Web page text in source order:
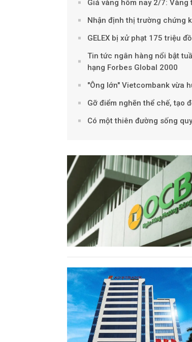
Giá vàng hôm nay 2/7:
Nhận định thị trường chứng
GELEX bị xử phạt 175 triệu
Tin tức ngân hàng nổi bật
hạng Forbes Global 2000
"Ông lớn" Vietcombank vừa
Gỡ điểm nghẽn thể chế, tạo
Có một thiên đường sống